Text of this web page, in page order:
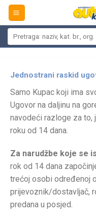
Skip
content
Jednostrani raskid
Samo Kupac koji ima
Ugovor na daljinu na
navodeći razloge za to,
roku od 14 dana.
Za narudžbe koje se
rok od 14 dana
trećoj osobi određenoj
prijevoznik/dostavljač,
predana u posjed.